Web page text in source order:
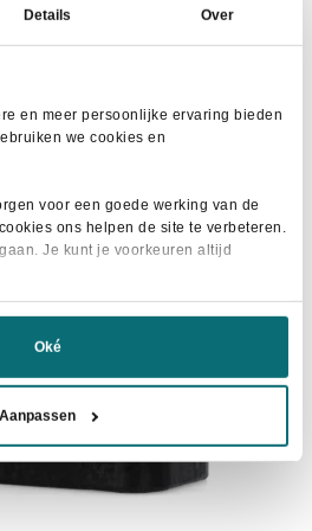
Details Over
en meer persoonlijke ervaring bieden
we cookies en
voor een goede werking van de
ons helpen de site te verbeteren.
Je kunt je voorkeuren altijd
Oké
Aanpassen
was:
€15,25. €14,25.
winkelwagen